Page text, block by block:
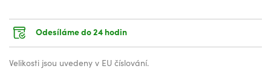
Odesíláme do 24 hodin
Velikosti jsou uvedeny v EU číslování.